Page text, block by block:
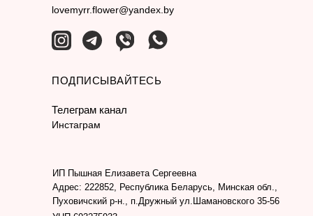
lovemyrr.flower@yandex.by
Инстаграм
ПОДПИСЫВАЙТЕСЬ
Телеграм канал
ИП Пышная Елизавета Сергеевна
Адрес: 222852, Республика Беларусь, Минская обл.,
Пуховичский р-н., п.Дружный ул.Шамановского 35-56